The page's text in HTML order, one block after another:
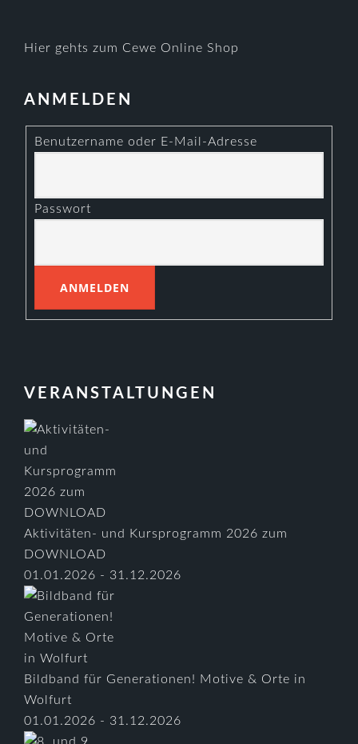
Hier gehts zum Cewe Online Shop
ANMELDEN
Benutzername oder E-Mail-Adresse
Passwort
VERANSTALTUNGEN
Aktivitäten- und Kursprogramm 2026 zum
DOWNLOAD
01.01.2026 - 31.12.2026
Bildband für Generationen! Motive & Orte in
Wolfurt
01.01.2026 - 31.12.2026